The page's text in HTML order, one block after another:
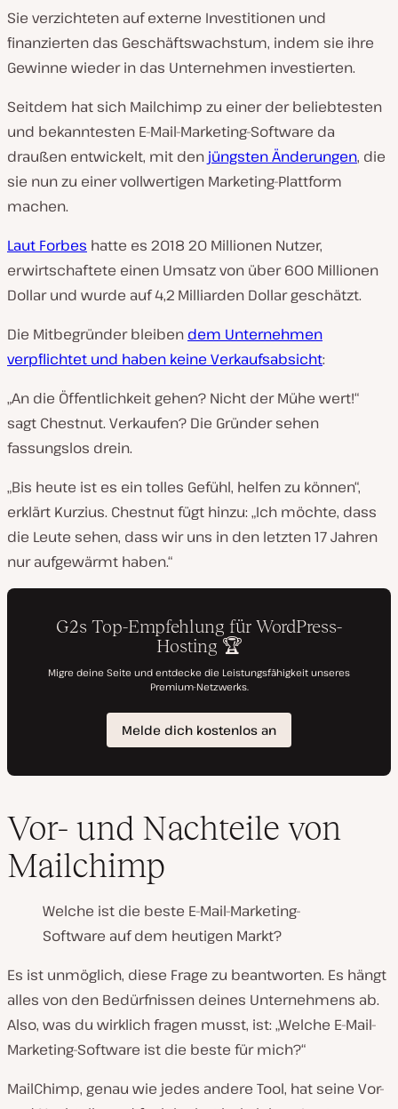
Sie verzichteten auf externe Investitionen und
finanzierten das Geschäftswachstum, indem sie ihre
Gewinne wieder in das Unternehmen investierten.
Seitdem hat sich Mailchimp zu einer der beliebtesten
und bekanntesten E-Mail-Marketing-Software da
draußen entwickelt, mit den jüngsten Änderungen, die
sie nun zu einer vollwertigen Marketing-Plattform
machen.
Laut Forbes hatte es 2018 20 Millionen Nutzer,
erwirtschaftete einen Umsatz von über 600 Millionen
Dollar und wurde auf 4,2 Milliarden Dollar geschätzt.
Die Mitbegründer bleiben dem Unternehmen
verpflichtet und haben keine Verkaufsabsicht:
„An die Öffentlichkeit gehen? Nicht der Mühe wert!“
sagt Chestnut. Verkaufen? Die Gründer sehen
fassungslos drein.
„Bis heute ist es ein tolles Gefühl, helfen zu können“,
erklärt Kurzius. Chestnut fügt hinzu: „Ich möchte, dass
die Leute sehen, dass wir uns in den letzten 17 Jahren
nur aufgewärmt haben.“
Vor- und Nachteile von
Mailchimp
Welche ist die beste E-Mail-Marketing-
Software auf dem heutigen Markt?
Es ist unmöglich, diese Frage zu beantworten. Es hängt
alles von den Bedürfnissen deines Unternehmens ab.
Also, was du wirklich fragen musst, ist: „Welche E-Mail-
Marketing-Software ist die beste für mich?“
MailChimp, genau wie jedes andere Tool, hat seine Vor-